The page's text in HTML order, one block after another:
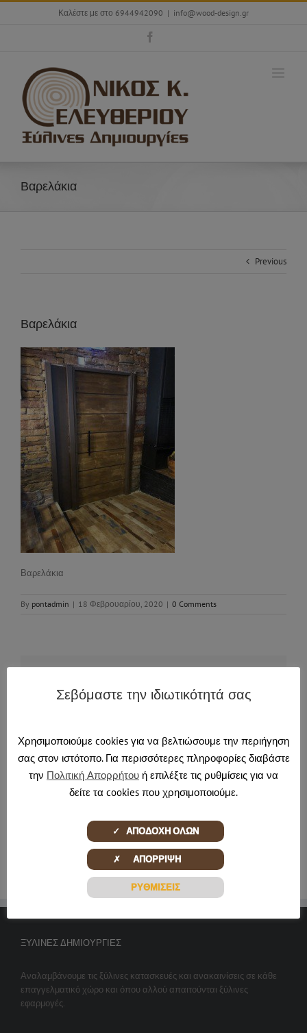
Skip
Καλέστε με στο 6944942090 | info@wood-design.gr
Βαρελάκια
Previous
Βαρελάκια
Βαρελάκια
By pontadmin | 18 Φεβρουαρίου, 2020 | 0 Comments
Facebook
X RedditLinkedInTumblrPinterest
Email
About the Author:pontadmin
ΞΎΛΙΝΕΣ ΔΗΜΙΟΥΡΓΊΕΣ
Αναλαμβάνουμε τις ξύλινες κατασκευές και ανακαινίσεις σε κάθε
επαγγελματικό χώρο και όπου αλλού απαιτούνται ξύλινες
εφαρμογές.
Σεβόμαστε την ιδιωτικότητά σας
Χρησιμοποιούμε cookies για να βελτιώσουμε την περιήγηση
σας στον ιστότοπο. Για περισσότερες πληροφορίες διαβάστε
την Πολιτική Απορρήτου ή επιλέξτε τις ρυθμίσεις για να
δείτε τα cookies που χρησιμοποιούμε.
ΡΥΘΜΙΣΕΙΣ
✓ ΑΠΟΔΟΧΗ ΟΛΩΝ
✗ ΑΠΟΡΡΙΨΗ